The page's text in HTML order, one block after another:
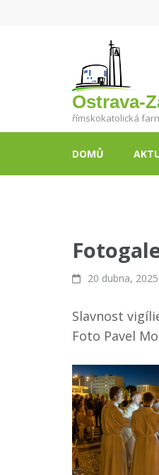
Ostrava-
římskokatolická
DOMŮ
20 dubna, 2025
Slavnost
Foto Pavel